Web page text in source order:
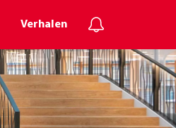
Verhalen